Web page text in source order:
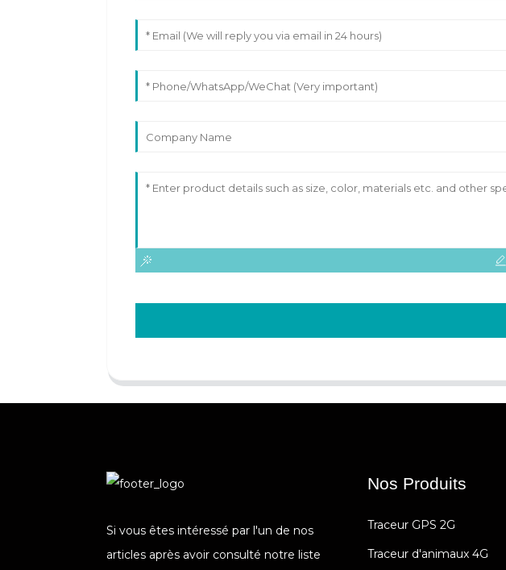
Si vous êtes intéressé par l'un de nos
articles après avoir consulté notre liste
Nos Produits
Traceur GPS 2G
Traceur d'animaux 4G